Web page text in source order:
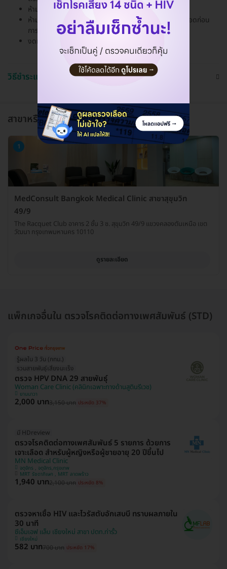
ห้ามสวนล้างช่องคลอดก่อนการตรวจ
ห้ามใช้ยาเหน็บช่องคลอด ครีม หรือยาฆ่าเชื้ออสุจิในช่องคลอดก่อน
การตรวจ 24-48 ชั่วโมง
งดมีเพศสัมพันธ์ก่อนการตรวจ 24-48 ชั่วโมง
วิธีชำระและใช้งาน
สาขาหรือแผนกที่ให้บริการ
1
MedConsult Bangkok Medical Clinic สาขาสุขุมวิท
49/9
The Racquet Club อาคาร 2 ชั้น 3 ซ. สุขุมวิท 49/9 แขวงคลองตันเหนือ เขต
วัฒนา กรุงเทพมหานคร 10110
ดูรายละเอียด
แพ็กเกจอื่นใน ตรวจโรคติดต่อทางเพศสัมพันธ์ (STD)
รู้ผลใน 3 วัน (กทม.)
รวมสายพันธุ์เสี่ยงมะเร็ง
ตรวจ HPV DNA 29 สายพันธุ์
Woman Care Clinic (คลินิกเฉพาะทางด้านสูตินรีเวช)
ยานนาวา
2,000 บาท3,150 บาท ประหยัด 37%
มี HDreview
ตรวจโรคติดต่อทางเพศสัมพันธ์ 5 รายการ ด้วยการ
เจาะเลือด สำหรับผู้หญิงหรือผู้ชายอายุ 20 ปีขึ้นไป
MN Medical Clinic
จตุจักร , จตุจักร,กรุงเทพ
MRT รัชดาภิเษก , MRT ลาดพร้าว
1,940 บาท2,100 บาท ประหยัด 8%
ตรวจหาเชื้อ HIV และไวรัสตับอักเสบบี ทราบผลภายใน
30 นาที
ซีเอ็มเอฟ แล็บ เชียงใหม่ สาขา ปตท.ท่ารั้ว
เชียงใหม่
582 บาท700 บาท ประหยัด 17%